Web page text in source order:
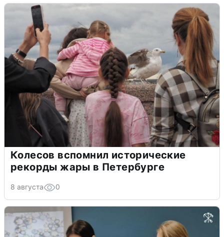
Колесов вспомнил исторические
рекорды жары в Петербурге
8 августа 0